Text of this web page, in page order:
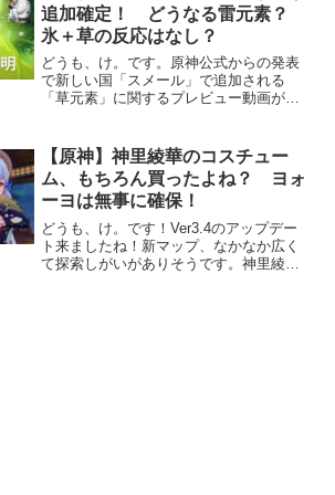
「満足度の高いキ...
追加確定！ どうなる雷元素？
氷＋草の反応はなし？
どうも、け。です。原神公式からの発表
で新しい国「スメール」で追加される
「草元素」に関するプレビュー動画が発
素」が追加確定！ どうなる雷元素？
氷＋草の反応はなし？公式から...
【原神】神里綾華のコスチュー
ム、もちろん買ったよね？ ヨォ
ーヨは無事に確保！
どうも、け。です！Ver3.4のアップデー
ト来ましたね！新マップ、なかなか広く
て探索しがいがありそうです。神里綾華